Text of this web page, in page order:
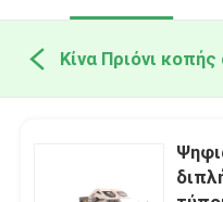
Κίνα Πριόνι κοπής